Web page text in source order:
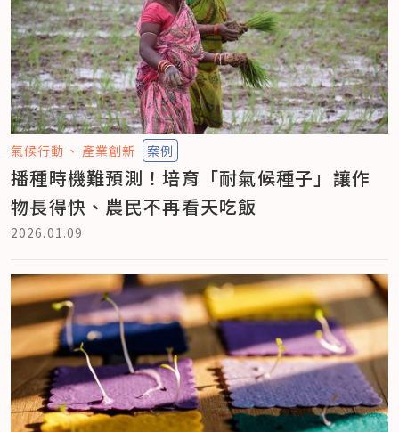
氣候行動 產業創新 案例
播種時機難預測！培育「耐氣候種子」讓作
物長得快、農民不再看天吃飯
2026.01.09